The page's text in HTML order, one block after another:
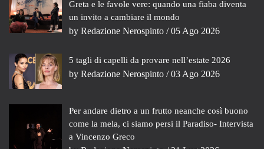
Greta e le favole vere: quando una fiaba diventa
un invito a cambiare il mondo
by Redazione Nerospinto / 05 Ago 2026
5 tagli di capelli da provare nell’estate 2026
by Redazione Nerospinto / 03 Ago 2026
Per andare dietro a un frutto neanche così buono
come la mela, ci siamo persi il Paradiso- Intervista
a Vincenzo Greco